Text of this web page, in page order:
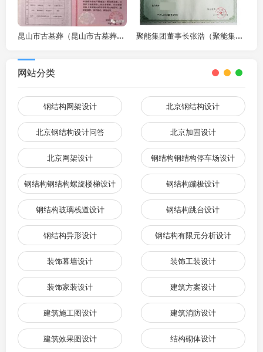
昆山市古墓葬（昆山市古墓葬对研究古代文化具有重要意义的意义） 聚能集团董事长张浩（聚能集团在新能源领域有哪些具体业务方向和市场定位）
网站分类
钢结构网架设计 北京钢结构设计
北京钢结构设计问答 北京加固设计
北京网架设计 钢结构钢结构停车场设计
钢结构钢结构螺旋楼梯设计 钢结构蹦极设计
钢结构玻璃栈道设计 钢结构跳台设计
钢结构异形设计 钢结构有限元分析设计
装饰幕墙设计 装饰工装设计
装饰家装设计 建筑方案设计
建筑施工图设计 建筑消防设计
建筑效果图设计 结构砌体设计